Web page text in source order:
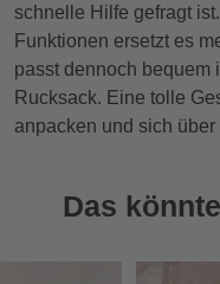
schnelle Hilfe gefragt
Funktionen ersetzt es
passt dennoch bequem
Rucksack. Eine tolle
anpacken und sich
Das